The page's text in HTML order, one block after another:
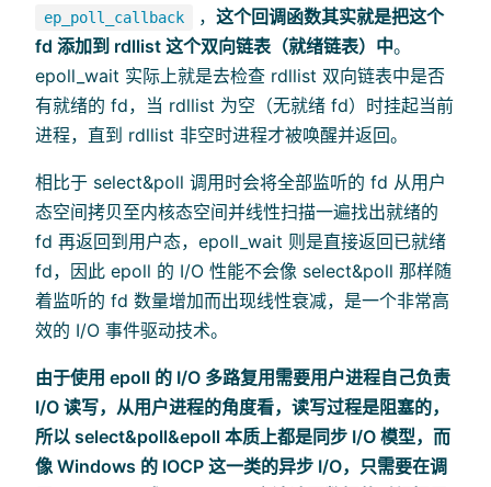
ep_poll_callback ， 这个回调函数其实就是把这个
fd 添加到 rdllist 这个双向链表（就绪链表）中。
epoll_wait 实际上就是去检查 rdllist 双向链表中是否
有就绪的 fd，当 rdllist 为空（无就绪 fd）时挂起当前
进程，直到 rdllist 非空时进程才被唤醒并返回。
相比于 select&poll 调用时会将全部监听的 fd 从用户
态空间拷贝至内核态空间并线性扫描一遍找出就绪的
fd 再返回到用户态，epoll_wait 则是直接返回已就绪
fd，因此 epoll 的 I/O 性能不会像 select&poll 那样随
着监听的 fd 数量增加而出现线性衰减，是一个非常高
效的 I/O 事件驱动技术。
由于使用 epoll 的 I/O 多路复用需要用户进程自己负责
I/O 读写，从用户进程的角度看，读写过程是阻塞的，
所以 select&poll&epoll 本质上都是同步 I/O 模型，而
像 Windows 的 IOCP 这一类的异步 I/O，只需要在调